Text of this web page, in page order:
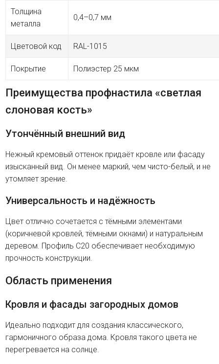
Толщина
металла
0,4–0,7 мм
Цветовой код RAL-1015
Покрытие Полиэстер 25 мкм
Преимущества профнастила «светлая
слоновая кость»
Утончённый внешний вид
Нежный кремовый оттенок придаёт кровле или фасаду
изысканный вид. Он менее маркий, чем чисто-белый, и не
утомляет зрение.
Универсальность и надёжность
Цвет отлично сочетается с тёмными элементами
(коричневой кровлей, тёмными окнами) и натуральным
деревом. Профиль C20 обеспечивает необходимую
прочность конструкции.
Область применения
Кровля и фасады загородных домов
Идеально подходит для создания классического,
гармоничного образа дома. Кровля такого цвета не
перегревается на солнце.